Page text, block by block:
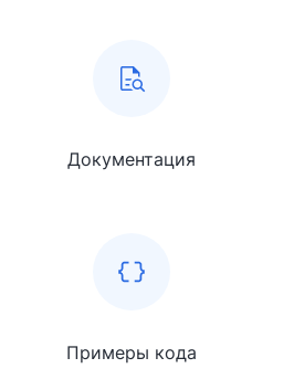
Документация
Примеры кода